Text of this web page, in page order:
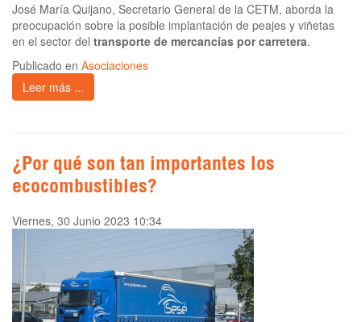
José María Quijano, Secretario General de la CETM, aborda la
preocupación sobre la posible implantación de peajes y viñetas
en el sector del transporte de mercancías por carretera.
Publicado en Asociaciones
Leer más ...
¿Por qué son tan importantes los
ecocombustibles?
Viernes, 30 Junio 2023 10:34